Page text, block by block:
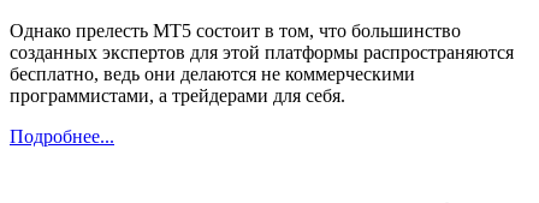
Однако прелесть МТ5 состоит в том, что большинство
созданных экспертов для этой платформы распространяются
бесплатно, ведь они делаются не коммерческими
программистами, а трейдерами для себя.
Подробнее...